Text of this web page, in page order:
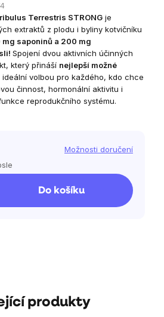
Terrestris STRONG je
extraktů z plodu i byliny kotvičníku
mg saponinů a 200 mg
Spojení dvou aktivních účinných
který přináší nejlepší možné
ideální volbou pro každého, kdo chce
činnost, hormonální aktivitu i
reprodukčního systému.
Možnosti doručení
Do košíku
produkty